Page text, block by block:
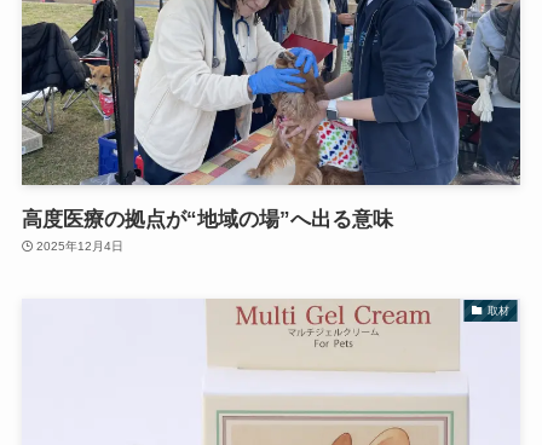
高度医療の拠点が“地域の場”へ出る意味
2025年12月4日
取材